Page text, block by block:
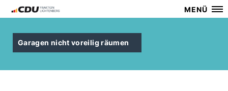
MENÜ
Garagen nicht voreilig räumen